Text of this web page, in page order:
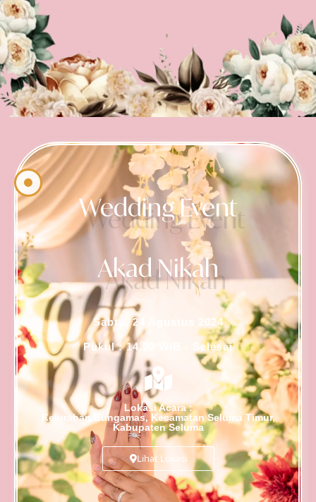
Wedding Event
Akad Nikah
Sabtu, 24 Agustus 2024
Pukul : 14.00 WIB - Selesai
Lokasi Acara :
Kelurahan Bungamas, Kecamatan Seluma Timur,
Kabupaten Seluma
Lihat Lokasi